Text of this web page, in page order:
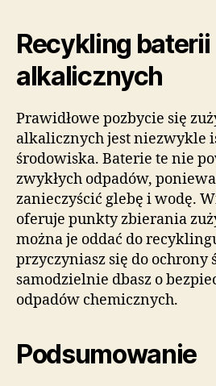
Recykling baterii
alkalicznych
Prawidłowe pozbycie się
alkalicznych jest niezwykle
środowiska. Baterie te nie
zwykłych odpadów,
zanieczyścić glebę i wodę.
oferuje punkty zbierania
można je oddać do
przyczyniasz się do ochrony
samodzielnie dbasz o
odpadów chemicznych.
Podsumowanie